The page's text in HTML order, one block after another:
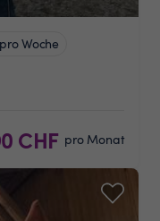
Woche
CHF pro Monat